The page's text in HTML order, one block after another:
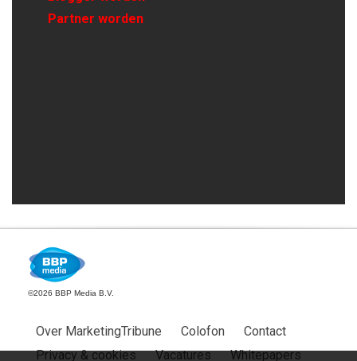
Partner worden
©2026 BBP Media B.V.
Over MarketingTribune Colofon
Contact
Privacy & cookies
Vacatures Whitepapers